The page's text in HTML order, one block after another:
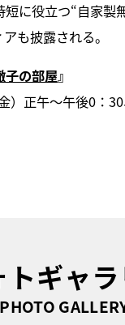
に役立つ“自家製
も披露される。
子の部屋』
）正午～午後0：
トギャ
PHOTO